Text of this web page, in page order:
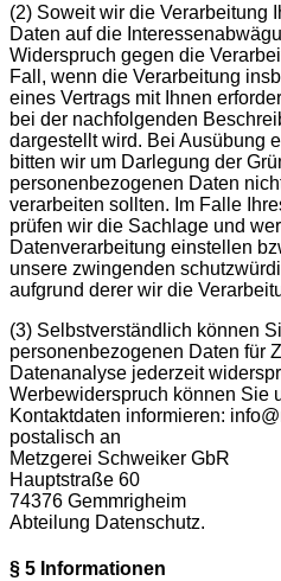
(2) Soweit wir die Verarbeitung
Daten auf die
Widerspruch gegen die
Fall, wenn die Verarbeitung
eines Vertrags mit Ihnen
bei der nachfolgenden
dargestellt wird. Bei Ausübung
bitten wir um Darlegung der
personenbezogenen Daten
verarbeiten sollten. Im Falle
prüfen wir die Sachlage und
Datenverarbeitung einstellen
unsere zwingenden
aufgrund derer wir die
(3) Selbstverständlich können
personenbezogenen Daten für
Datenanalyse jederzeit
Werbewiderspruch können Sie
Kontaktdaten informieren:
postalisch an
Metzgerei Schweiker GbR
Hauptstraße 60
74376 Gemmrigheim
Abteilung Datenschutz.
§ 5 Informationen